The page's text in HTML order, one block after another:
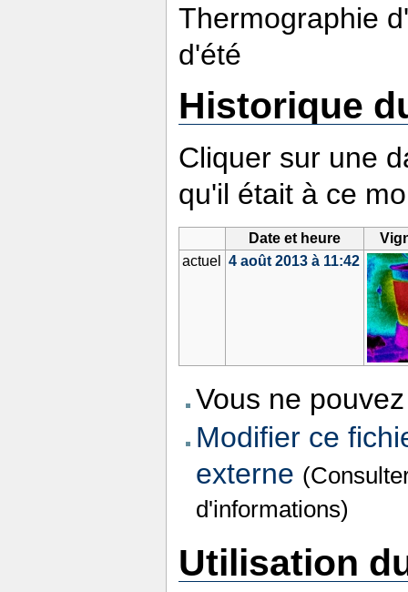
Thermographie
d'été
Historique
Cliquer sur une
qu'il était à ce
Date et heure
actuel
4 août 2013 à 11:42
Vous ne
Modifier ce
externe
d'informations)
Utilisation